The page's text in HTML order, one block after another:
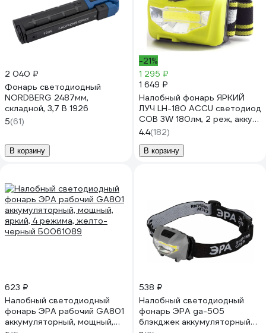
2 040 ₽
Фонарь светодиодный
NORDBERG 2487мм,
складной, 3,7 В 1926
5(61)
В корзину
-21%
1 295 ₽
1 649 ₽
Налобный фонарь ЯРКИЙ
ЛУЧ LH-180 ACCU светодиод
COB 3W 180лм, 2 реж, аккум.
Li-Po 1200mAh
4606400105633
4.4(182)
В корзину
623 ₽
Налобный светодиодный
фонарь ЭРА рабочий GA801
аккумуляторный, мощный,
538 ₽
Налобный светодиодный
фонарь ЭРА ga-505
блэкджек аккумуляторный